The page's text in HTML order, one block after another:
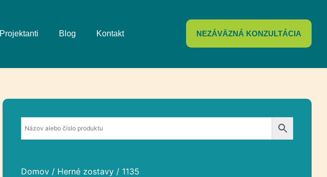
Projektanti Blog Kontakt NEZÁVÄZNÁ KONZULTÁCIA
Domov/ Herné zostavy/ 1135